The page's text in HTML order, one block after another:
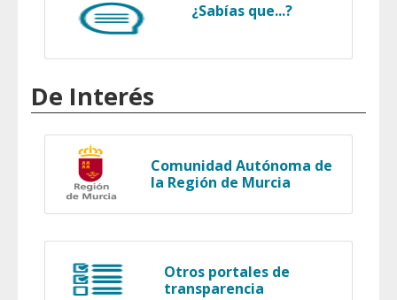
¿Sabías que...?
De Interés
Comunidad Autónoma de
la Región de Murcia
Otros portales de
transparencia